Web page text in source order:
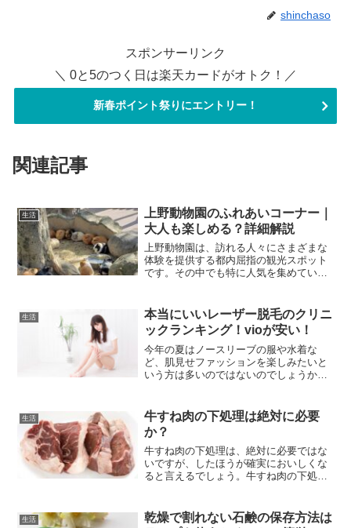
shinchaso
スポンサーリンク
＼ 0と5のつく日は楽天カードがオトク！／
新春ポイント祭りにエントリー！
関連記事
生活
上野動物園のふれあいコーナー｜
大人も楽しめる？詳細解説
上野動物園は、訪れる人々にさまざまな
体験を提供する都内屈指の観光スポット
です。その中でも特に人気を集めている
よし」プログラムを中心に、大人でも楽
しめるふれあい体験につい...
生活
本当にいいレーザー脱毛のクリニ
ックランキング！vioが安い！
今年の夏はノースリーブの服や水着な
ど、肌見せファッションを楽しみたいと
いう方は多いのではないのでしょうか。
くなるので、やはり脱毛クリニックに通
うことがおすすめです。「でも...
生活
牛すね肉の下処理は絶対に必要
か？
牛すね肉の下処理は、絶対に必要ではな
いですが、したほうが確実においしくな
ると言えるでしょう。牛すね肉の下処理
下処理を行うだけで、味の仕上がりが格
生活
乾燥で割れない石鹸の保存方法は